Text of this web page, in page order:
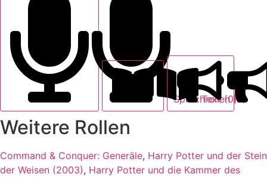
Sprechrollen (3)
Text (0)
Weitere Rollen
Command & Conquer: Generäle, Harry Potter und der Stein
der Weisen (2003), Harry Potter und die Kammer des